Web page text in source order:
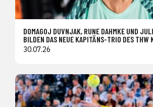
DOMAGOJ DUVNJAK, RUNE DAHMKE UND
BILDEN DAS NEUE KAPITÄNS-TRIO DES THW
30.07.26